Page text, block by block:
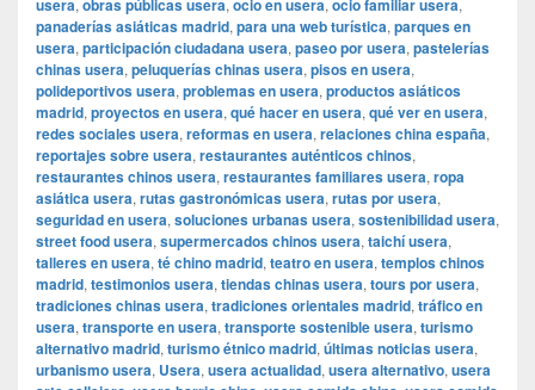
usera, obras públicas usera, ocio en usera, ocio familiar usera,
panaderías asiáticas madrid, para una web turística, parques en
usera, participación ciudadana usera, paseo por usera, pastelerías
chinas usera, peluquerías chinas usera, pisos en usera,
polideportivos usera, problemas en usera, productos asiáticos
madrid, proyectos en usera, qué hacer en usera, qué ver en usera,
redes sociales usera, reformas en usera, relaciones china españa,
reportajes sobre usera, restaurantes auténticos chinos,
restaurantes chinos usera, restaurantes familiares usera, ropa
asiática usera, rutas gastronómicas usera, rutas por usera,
seguridad en usera, soluciones urbanas usera, sostenibilidad usera,
street food usera, supermercados chinos usera, taichí usera,
talleres en usera, té chino madrid, teatro en usera, templos chinos
madrid, testimonios usera, tiendas chinas usera, tours por usera,
tradiciones chinas usera, tradiciones orientales madrid, tráfico en
usera, transporte en usera, transporte sostenible usera, turismo
alternativo madrid, turismo étnico madrid, últimas noticias usera,
urbanismo usera, Usera, usera actualidad, usera alternativo, usera